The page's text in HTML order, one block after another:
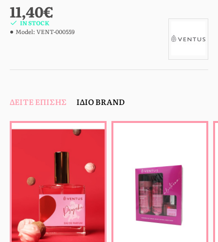
11,40€
IN STOCK
Model: VENT-000559
ΔΕΊΤΕ ΕΠΊΣΗΣ ΊΔΙΟ BRAND